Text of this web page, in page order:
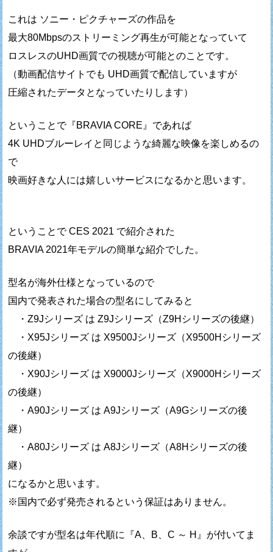
これは ソニー・ピクチャーズの作品を
最大80Mbpsのストリーミング再生が可能となっていて
ロスレスのUHD画質での視聴が可能とのことです。
（動画配信サイトでも UHD画質で配信していますが
圧縮されたデータとなっていたりします）
ということで『BRAVIA CORE』であれば
4K UHDブルーレイと同じような綺麗な映像を楽しめるの
で
映画好きな人には嬉しいサービスになるかと思います。
ということで CES 2021 で紹介された
BRAVIA 2021年モデルの簡単な紹介でした。
型名が海外仕様となっているので
国内で発表された場合の型名にしてみると
・Z9Jシリーズ は Z9Jシリーズ（Z9Hシリーズの後継）
・X95Jシリーズ は X9500Jシリーズ（X9500Hシリーズ
の後継）
・X90Jシリーズ は X9000Jシリーズ（X9000Hシリーズ
の後継）
・A90Jシリーズ は A9Jシリーズ（A9Gシリーズの後
継）
・A80Jシリーズ は A8Jシリーズ（A8Hシリーズの後
継）
になるかと思います。
※国内で必ず発売されるという保証はありません。
余談ですが型名は年代順に『A、B、C ～ H』が付いてま